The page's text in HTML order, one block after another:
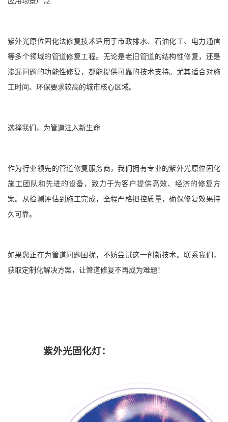
紫外光原位固化法修复技术适用于市政排水、石油化工、电力通信
等多个领域的管道修复工程。无论是老旧管道的结构性修复，还是
渗漏问题的功能性修复，都能提供可靠的技术支持。尤其适合对施
工时间、环保要求较高的城市核心区域。
选择我们，为管道注入新生命
作为行业领先的管道修复服务商，我们拥有专业的紫外光原位固化
施工团队和先进的设备，致力于为客户提供高效、经济的修复方
案。从检测评估到施工完成，全程严格把控质量，确保修复效果持
久可靠。
如果您正在为管道问题困扰，不妨尝试这一创新技术。联系我们，
获取定制化解决方案，让管道修复不再成为难题！
紫外光固化灯：